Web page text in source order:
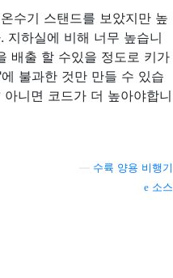
수기 스탠드를 보았지만 높
지하실에 비해 너무 높습니
배출 할 수있을 정도로 키가
불과한 것만 만들 수 있습
니면 코드가 더 높아야합니
수륙 양용 비행기
소스